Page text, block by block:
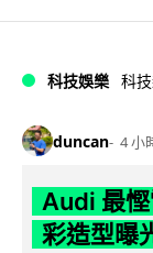
科技娛樂 科
duncan 4 小
Audi 最
彩造型曝